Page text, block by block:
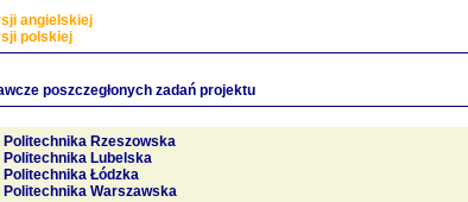
angielskiej
polskiej
poszczegłonych zadań projektu
Politechnika Rzeszowska
Politechnika Lubelska
Politechnika Łódzka
Politechnika Warszawska